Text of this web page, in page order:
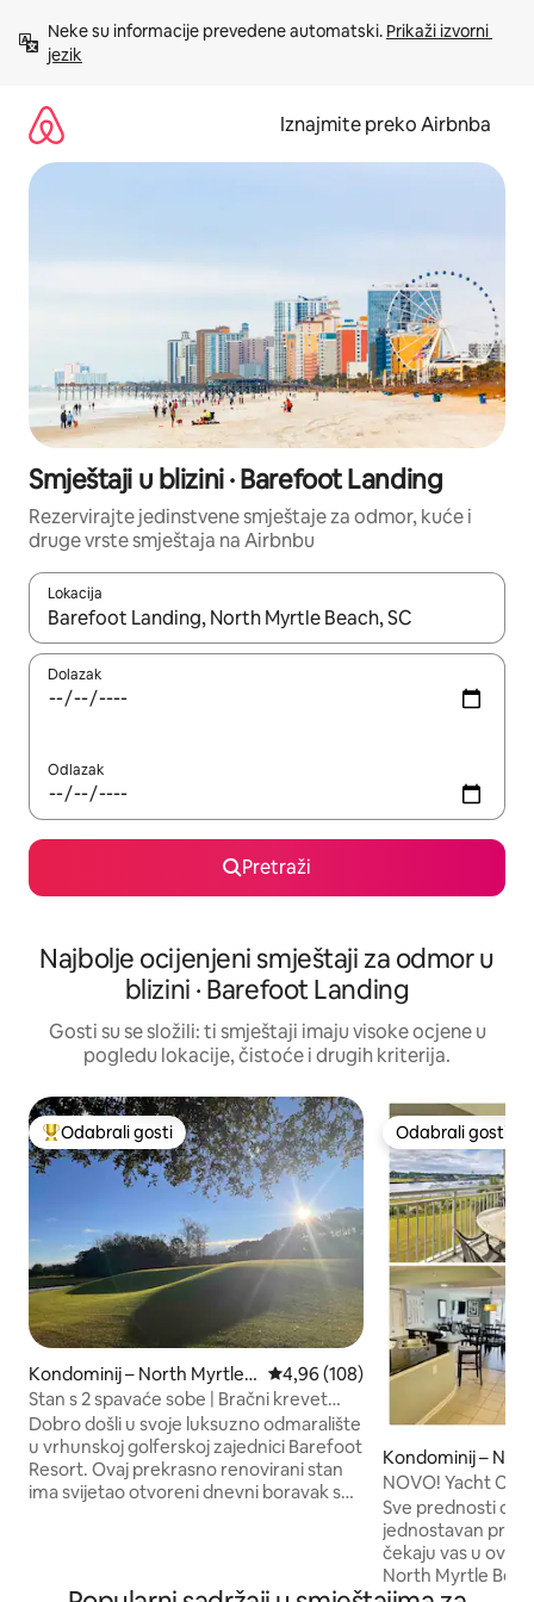
sadržaj
Neke su informacije prevedene automatski. Prikaži izvorni
jezik
Iznajmite preko Airbnba
Smještaji u blizini · Barefoot Landing
Rezervirajte jedinstvene smještaje za odmor, kuće i
druge vrste smještaja na Airbnbu
Lokacija
Kada budu dostupni rezultati, moći ćete ih pregledati
Dolazak
Odlazak
Pretraži
Najbolje ocijenjeni smještaji za odmor u
blizini · Barefoot Landing
Gosti su se složili: ti smještaji imaju visoke ocjene u
pogledu lokacije, čistoće i drugih kriterija.
Među najviše rangiranima s oznakom „Odabrali gosti”
Odabrali gosti
Kondominij – North Myrtle B
each
Prosječna ocjena: 4,96/5,
4,96 (108)
Stan s 2 spavaće sobe | Bračni krevet
(širine 180 – 200 cm), bazeni i golf | Plaža
Dobro došli u svoje luksuzno odmaralište
u vrhunskoj golferskoj zajednici Barefoot
Resort. Ovaj prekrasno renovirani stan
ima svijetao otvoreni dnevni boravak s
Odabrali gosti
Odabrali gosti
Kondominij –
each
NOVO! Yacht
Resort by Beach!
Sve prednosti
jednostavan
čekaju vas u
North Myrtle